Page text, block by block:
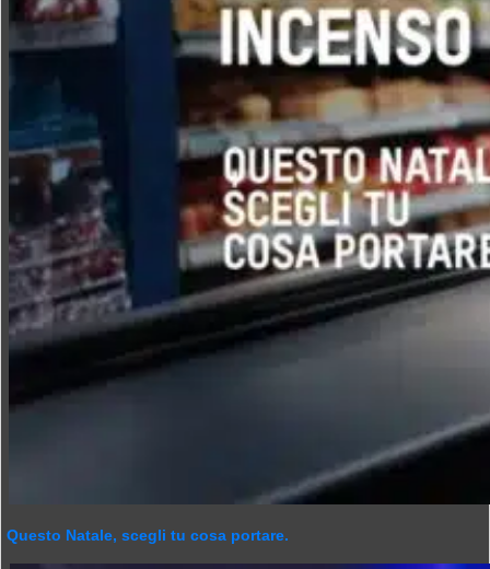
Questo Natale, scegli tu cosa portare.